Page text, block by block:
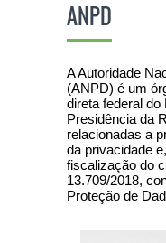
ANPD
A Autoridade
(ANPD) é um
direta federal do
Presidência da
relacionadas a
da privacidade
fiscalização do
13.709/2018,
Proteção de